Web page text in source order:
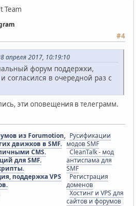
Team
#4
2017, 10:19:10
форум поддержки,
согласился в очередной раз с
эти оповещения в телеграмм.
из Forumotion,
движков в SMF.
CMS.
для SMF.
поддержка VPS
Русификации
модов SMF
CleanTalk - мод
антиспама для
SMF
Регистрация
доменов
Хостинг и VPS для
сайтов и форумов